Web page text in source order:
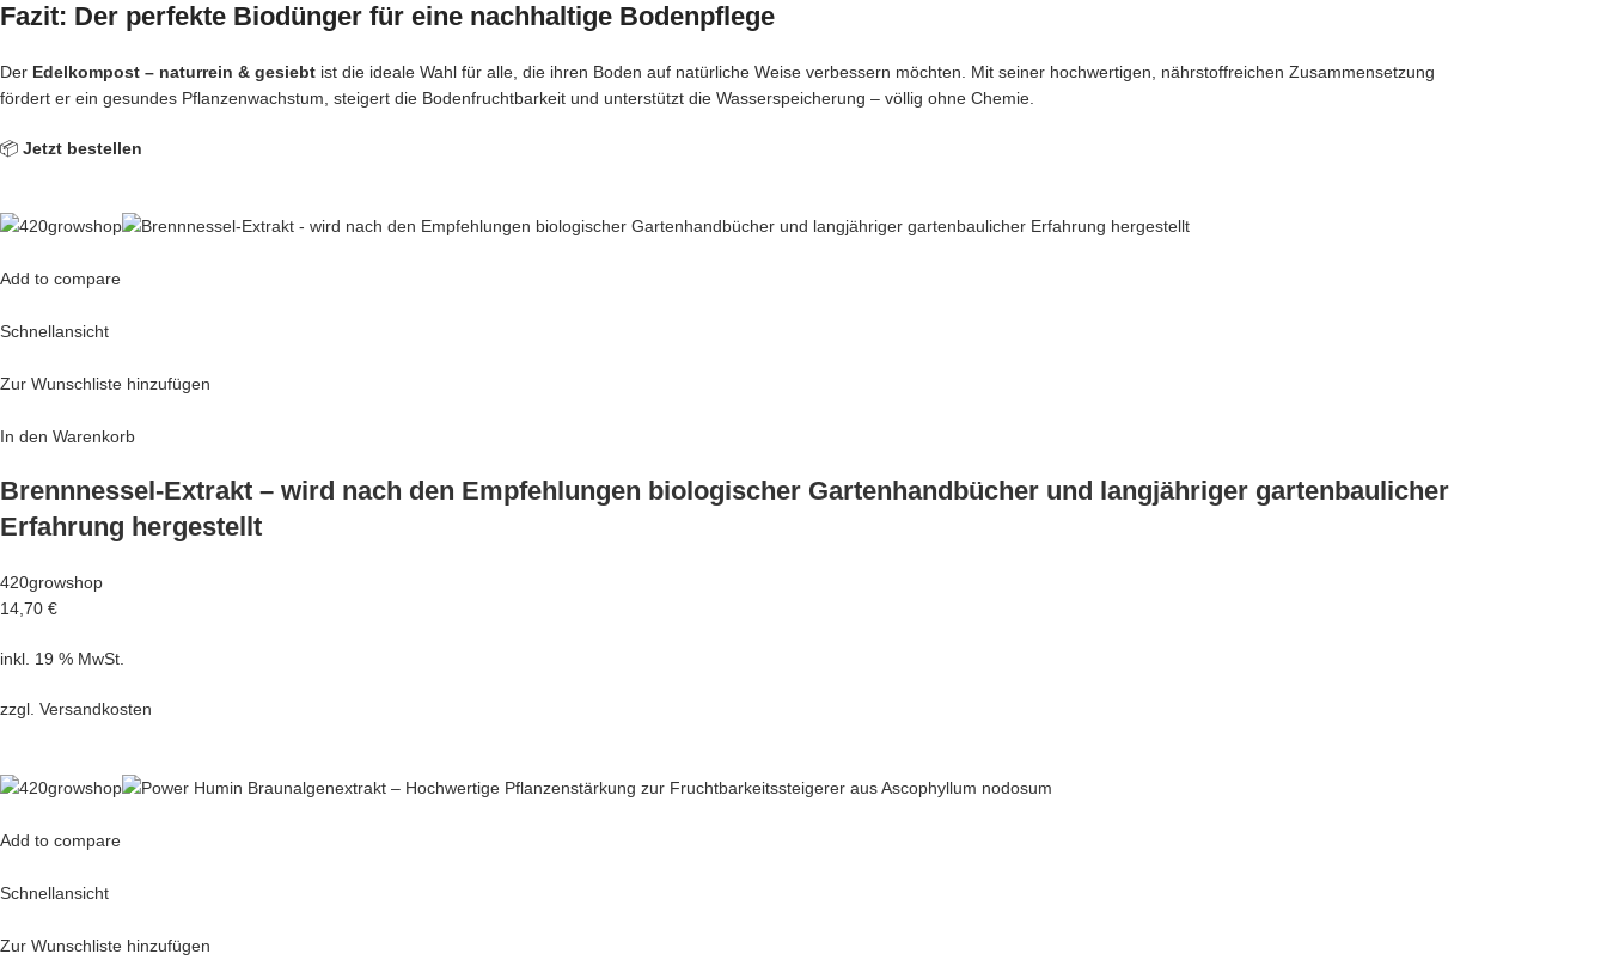
Fazit: Der perfekte Biodünger für eine nachhaltige Bodenpflege
Der Edelkompost – naturrein & gesiebt ist die ideale Wahl für alle, die ihren Boden auf natürliche Weise verbessern möchten. Mit seiner hochwertigen, nährstoffreichen Zusammensetzung
fördert er ein gesundes Pflanzenwachstum, steigert die Bodenfruchtbarkeit und unterstützt die Wasserspeicherung – völlig ohne Chemie.
📦 Jetzt bestellen
Add to compare
Schnellansicht
Zur Wunschliste hinzufügen
In den Warenkorb
Brennnessel-Extrakt – wird nach den Empfehlungen biologischer Gartenhandbücher und langjähriger gartenbaulicher
Erfahrung hergestellt
420growshop
14,70 €
inkl. 19 % MwSt.
zzgl. Versandkosten
Add to compare
Schnellansicht
Zur Wunschliste hinzufügen